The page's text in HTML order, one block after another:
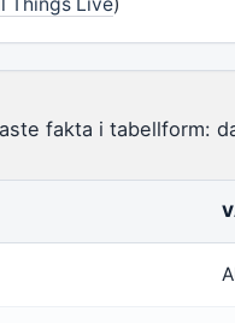
Things Live)
fakta i tabellform: